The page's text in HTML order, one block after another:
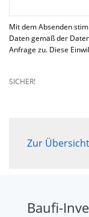
Mit dem Absenden
Daten gemäß der
Anfrage zu. Diese
SICHER!
Zur Übersicht
Baufi-